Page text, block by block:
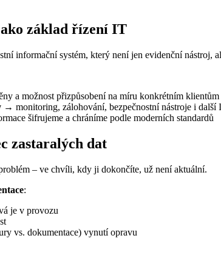
základ řízení IT
informační systém, který není jen evidenční nástroj,
a možnost přizpůsobení na míru konkrétním klientům
→ monitoring, zálohování, bezpečnostní nástroje i další
šifrujeme a chráníme podle moderních standardů
zastaralých dat
– ve chvíli, kdy ji dokončíte, už není aktuální.
:
je v provozu
vs. dokumentace) vynutí opravu